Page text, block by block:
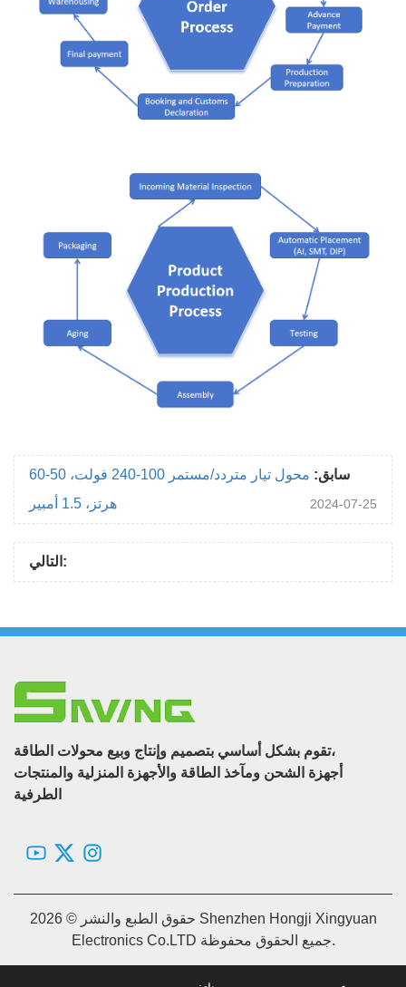
سابق:
محول تيار متردد/مستمر 100-240 فولت، 50-60
هرتز، 1.5 أمبير
2024-07-25
التالي:
تقوم بشكل أساسي بتصميم وإنتاج وبيع محولات الطاقة،
أجهزة الشحن ومآخذ الطاقة والأجهزة المنزلية والمنتجات
الطرفية
حقوق الطبع والنشر © 2026 Shenzhen Hongji Xingyuan
Electronics Co.LTD جميع الحقوق محفوظة.